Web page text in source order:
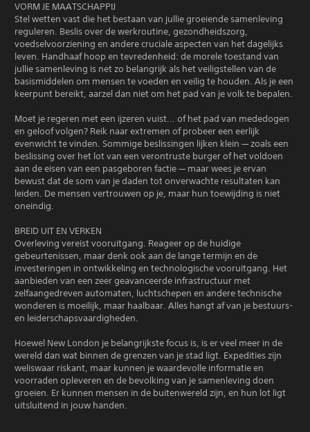
VORM JE MAATSCHAPPIJ
Stel wetten vast die het bestaan van jullie groeiende samenleving
reguleren. Beslis over de werkroutine, gezondheidszorg,
voedselvoorziening en andere cruciale aspecten van het dagelijks
leven. Handhaaf hoop en tevredenheid: de morele toestand van
jullie samenleving is net zo belangrijk als het veiligstellen van de
basismiddelen om mensen te voeden en veilig te houden. Als je een
keerpunt bereikt, aarzel dan niet om het pad van je volk te bepalen.
Moet je regeren met een ijzeren vuist... of het pad van mededogen
en geloof volgen? Reik naar extremen of probeer een eerlijk
evenwicht te vinden. Sommige beslissingen lijken klein — zoals een
beslissing over het lot van een verontruste burger of het voldoen
aan de eisen van een pasgeboren factie — maar wees je ervan
bewust dat de som van je daden tot onverwachte resultaten kan
leiden. De mensen vertrouwen op je, maar hun toewijding is niet
oneindig.
BREID UIT EN VERKEN
Overleving vereist vooruitgang. Reageer op de huidige
gebeurtenissen, maar denk ook aan de lange termijn en de
investeringen in ontwikkeling en technologische vooruitgang. Het
aanbieden van een zeer geavanceerde infrastructuur met
zelfaangedreven automaten, luchtschepen en andere technische
wonderen is moeilijk, maar haalbaar. Alles hangt af van je bestuurs-
en leiderschapsvaardigheden.
Hoewel New London je belangrijkste focus is, is er veel meer in de
wereld dan wat binnen de grenzen van je stad ligt. Expedities zijn
weliswaar riskant, maar kunnen je waardevolle informatie en
voorraden opleveren en de bevolking van je samenleving doen
groeien. Er kunnen mensen in de buitenwereld zijn, en hun lot ligt
uitsluitend in jouw handen.